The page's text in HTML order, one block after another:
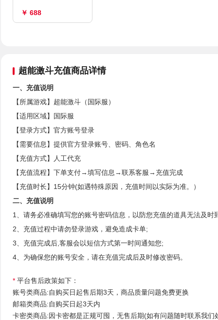
￥ 688
超能激斗充值商品详情
一、充值说明
【所属游戏】超能激斗（国际服）
【适用区域】国际服
【登录方式】官方账号登录
【需要信息】提供官方登录账号、密码、角色名
【充值方式】人工代充
【充值流程】下单支付→填写信息→联系客服→充值完成
【充值时长】15分钟(如遇特殊原因，充值时间以实际为准。）
二、充值说明
1、请务必准确填写您的账号密码信息，以防您充值的道具无法及时
2、充值过程中请勿登录游戏，避免造成卡单;
3、充值完成后,客服会以短信方式第一时间通知您;
4、为确保您的账号安全，请在充值完成后及时修改密码。
* 平台售后政策如下：
账号类商品:自购买日起售后期3天，商品质量问题免费更换
邮箱类商品:自购买日起3天内
卡密类商品:因卡密都是正规可囤，无售后期(如有问题随时联系我们